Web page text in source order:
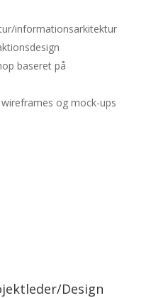
informationsarkitektur
baseret på
og mock-ups
Design